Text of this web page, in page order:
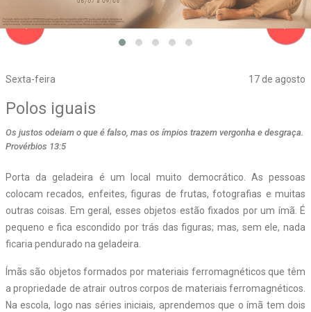
Sexta-feira 17 de agosto
navigate_before
Polos iguais
Os justos odeiam o que é falso, mas os ímpios trazem vergonha e desgraça.
Provérbios 13:5
Porta da geladeira é um local muito democrático. As pessoas
colocam recados, enfeites, figuras de frutas, fotografias e muitas
outras coisas. Em geral, esses objetos estão fixados por um ímã. É
pequeno e fica escondido por trás das figuras; mas, sem ele, nada
ficaria pendurado na geladeira.
Ímãs são objetos formados por materiais ferromagnéticos que têm
a propriedade de atrair outros corpos de materiais ferromagnéticos.
Na escola, logo nas séries iniciais, aprendemos que o ímã tem dois
navigate_next